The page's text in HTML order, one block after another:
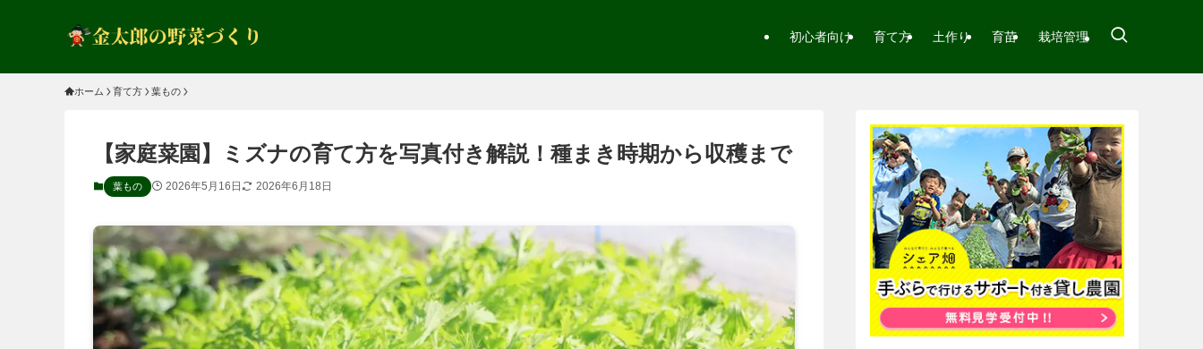
初心者向け 育て方 土作り 育苗 栽培管理
ホーム 育て方 葉もの
【家庭菜園】ミズナの育て方を写真付き解説！種まき時期から収穫まで
葉もの 2026年5月16日 2026年6月18日